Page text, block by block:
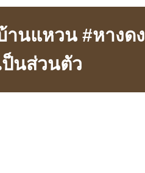
านแหวน #หางดง
ป็นส่วนตัว